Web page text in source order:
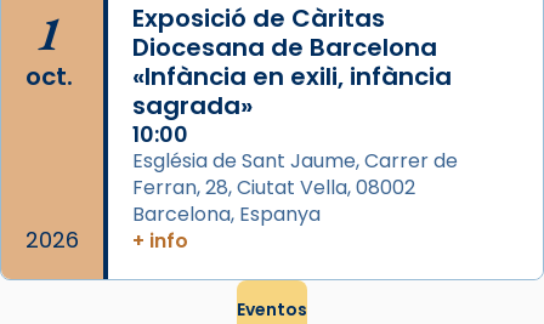
1
oct.
2026
Exposició de Càritas
Diocesana de Barcelona
«Infància en exili, infància
sagrada»
10:00
Església de Sant Jaume, Carrer de
Ferran, 28, Ciutat Vella, 08002
Barcelona, Espanya
+ info
Eventos